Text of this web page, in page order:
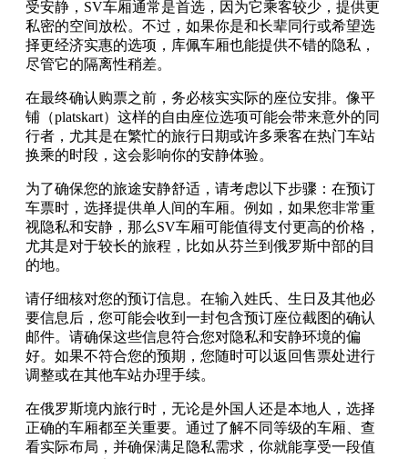
受安静，SV车厢通常是首选，因为它乘客较少，提供更
私密的空间放松。不过，如果你是和长辈同行或希望选
择更经济实惠的选项，库佩车厢也能提供不错的隐私，
尽管它的隔离性稍差。
在最终确认购票之前，务必核实实际的座位安排。像平
铺（platskart）这样的自由座位选项可能会带来意外的同
行者，尤其是在繁忙的旅行日期或许多乘客在热门车站
换乘的时段，这会影响你的安静体验。
为了确保您的旅途安静舒适，请考虑以下步骤：在预订
车票时，选择提供单人间的车厢。例如，如果您非常重
视隐私和安静，那么SV车厢可能值得支付更高的价格，
尤其是对于较长的旅程，比如从芬兰到俄罗斯中部的目
的地。
请仔细核对您的预订信息。在输入姓氏、生日及其他必
要信息后，您可能会收到一封包含预订座位截图的确认
邮件。请确保这些信息符合您对隐私和安静环境的偏
好。如果不符合您的预期，您随时可以返回售票处进行
调整或在其他车站办理手续。
在俄罗斯境内旅行时，无论是外国人还是本地人，选择
正确的车厢都至关重要。通过了解不同等级的车厢、查
看实际布局，并确保满足隐私需求，你就能享受一段值